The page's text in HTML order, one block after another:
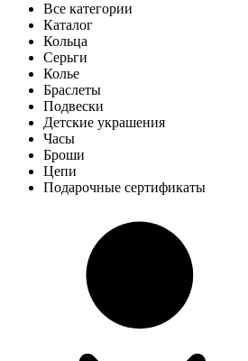
Все категории
Каталог
Кольца
Серьги
Колье
Браслеты
Подвески
Детские украшения
Часы
Броши
Цепи
Подарочные сертификаты